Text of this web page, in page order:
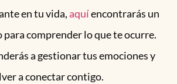
en tu vida,aquíencontrarás un
para comprender lo que te ocurre.
a gestionar tus emociones y
a conectar contigo.